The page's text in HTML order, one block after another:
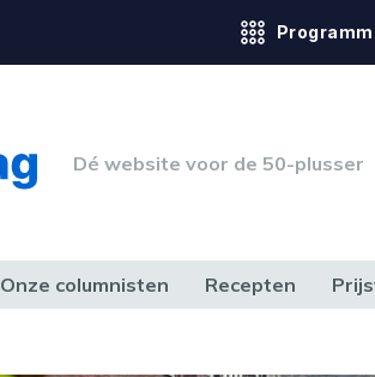
Dé website voor de 50-plusser
Onze columnisten Recepten